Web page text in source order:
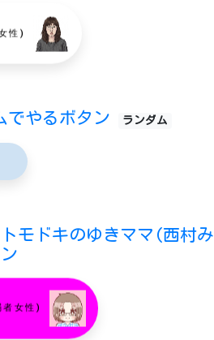
性)
でやるボタン ランダム
モドキのゆきママ(西村み
者女性)